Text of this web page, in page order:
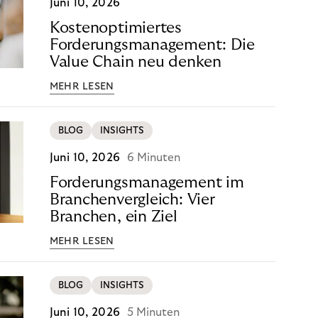
Juni 10, 2026
Kostenoptimiertes
Forderungsmanagement: Die
Value Chain neu denken
MEHR LESEN
BLOG INSIGHTS
Juni 10, 2026 6 Minuten
Forderungsmanagement im
Branchenvergleich: Vier
Branchen, ein Ziel
MEHR LESEN
BLOG INSIGHTS
Juni 10, 2026 5 Minuten